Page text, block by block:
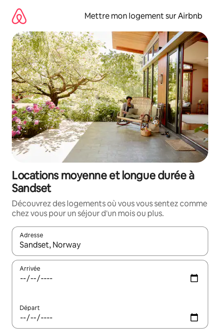
directement
contenu
Mettre mon logement sur Airbnb
Locations moyenne et longue durée à
Sandset
Découvrez des logements où vous vous sentez comme
chez vous pour un séjour d'un mois ou plus.
Adresse
Lorsque les résultats s'affichent, utilisez les flèches vers le
Arrivée
Départ